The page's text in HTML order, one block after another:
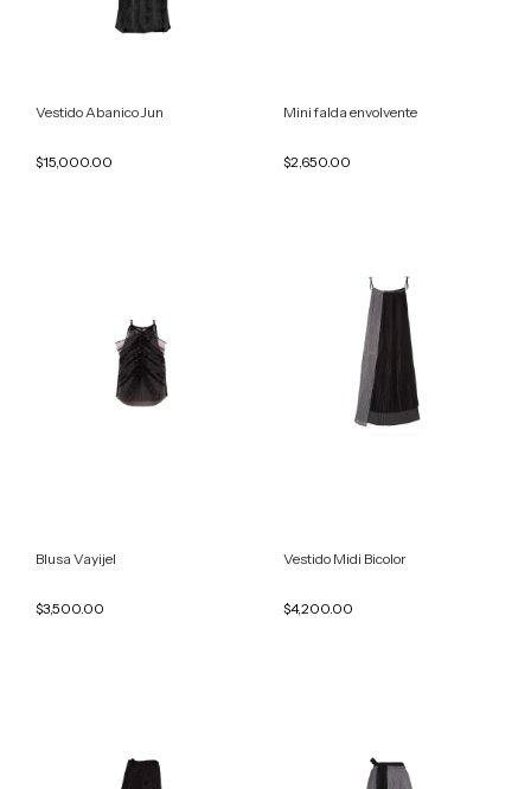
Vestido Abanico Jun
$15,000.00
Mini falda envolvente
$2,650.00
Blusa Vayijel
$3,500.00
Vestido Midi Bicolor
$4,200.00